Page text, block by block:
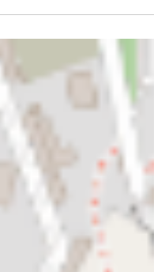
Morsang-sur-Orge, dans le
(91), ou ailleurs en